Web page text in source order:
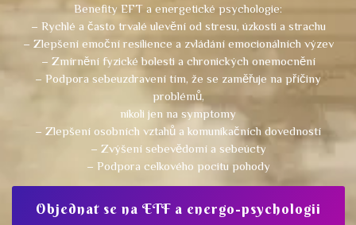
Benefity EFT a energetické psychologie:
– Rychlé a často trvalé ulevění od stresu, úzkosti a strachu
– Zlepšení emoční resilience a zvládání emocionálních výzev
– Zmírnění fyzické bolesti a chronických onemocnění
– Podpora sebeuzdravení tím, že se zaměřuje na příčiny
problémů,
nikoli jen na symptomy
– Zlepšení osobních vztahů a komunikačních dovedností
– Zvýšení sebevědomí a sebeúcty
– Podpora celkového pocitu pohody
Objednat se na ETF a energo-psychologii